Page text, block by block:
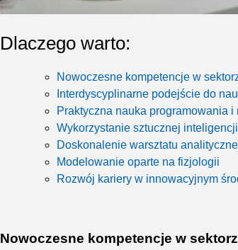
Dlaczego warto:
Nowoczesne kompetencje w
Interdyscyplinarne podejście do
Praktyczna nauka programowania i
Wykorzystanie sztucznej
Doskonalenie warsztatu
Modelowanie oparte na fizjologii
Rozwój kariery w innowacyjnym
Nowoczesne kompetencje w